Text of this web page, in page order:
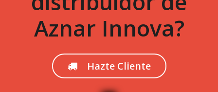
Aznar Innova?
Hazte Cliente